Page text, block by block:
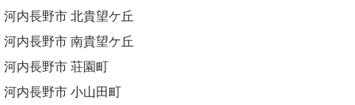
河内長野市 北貴望ケ丘
河内長野市 南貴望ケ丘
河内長野市 荘園町
河内長野市 小山田町